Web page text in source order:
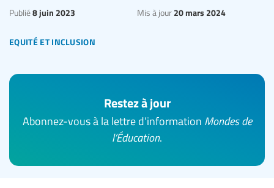
equité et inclusion
Publié8 juin 2023 Mis à jour 20 mars 2024
Restez à jour
Abonnez-vous à la lettre d’information Mondes de
l’Éducation.